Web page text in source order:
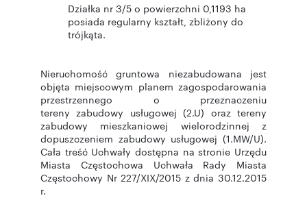
Działka nr 3/5 o powierzchni 0,1193 ha
posiada regularny kształt, zbliżony do
trójkąta.
Nieruchomość gruntowa niezabudowana jest
objęta miejscowym planem zagospodarowania
przestrzennego o przeznaczeniu
tereny zabudowy usługowej (2.U) oraz tereny
zabudowy mieszkaniowej wielorodzinnej z
dopuszczeniem zabudowy usługowej (1.MW/U).
Cała treść Uchwały dostępna na stronie Urzędu
Miasta Częstochowa Uchwała Rady Miasta
Częstochowy Nr 227/XIX/2015 z dnia 30.12.2015
r.